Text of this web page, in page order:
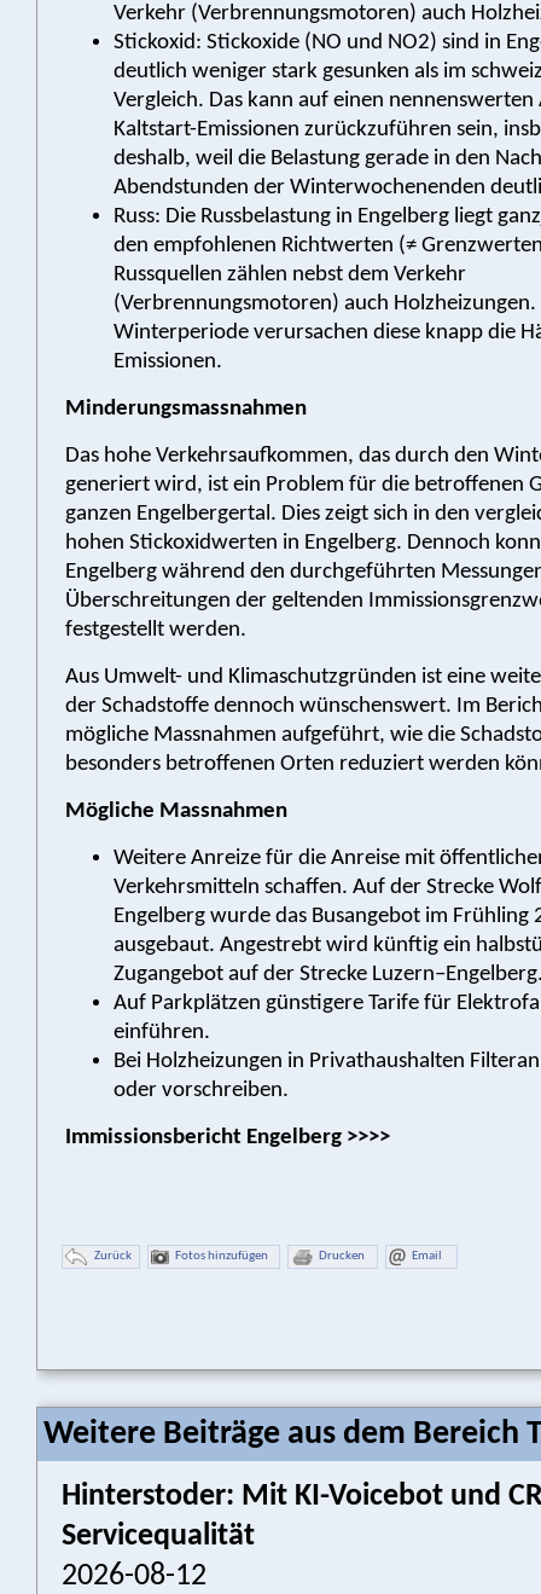
Verkehr (Verbrennungsmotoren) auch
Stickoxid: Stickoxide (NO und NO2) sind in
deutlich weniger stark gesunken als im
Vergleich. Das kann auf einen
Kaltstart-Emissionen zurückzuführen sein,
deshalb, weil die Belastung gerade in den
Abendstunden der Winterwochenenden
Russ: Die Russbelastung in Engelberg liegt
den empfohlenen Richtwerten (≠
Russquellen zählen nebst dem Verkehr
(Verbrennungsmotoren) auch
Winterperiode verursachen diese knapp die
Emissionen.
Minderungsmassnahmen
Das hohe Verkehrsaufkommen, das durch den
generiert wird, ist ein Problem für die betroffenen
ganzen Engelbergertal. Dies zeigt sich in den
hohen Stickoxidwerten in Engelberg. Dennoch
Engelberg während den durchgeführten
Überschreitungen der geltenden
festgestellt werden.
Aus Umwelt- und Klimaschutzgründen ist eine
der Schadstoffe dennoch wünschenswert. Im
mögliche Massnahmen aufgeführt, wie die
besonders betroffenen Orten reduziert werden
Mögliche Massnahmen
Weitere Anreize für die Anreise mit
Verkehrsmitteln schaffen. Auf der Strecke
Engelberg wurde das Busangebot im Frühling
ausgebaut. Angestrebt wird künftig ein
Zugangebot auf der Strecke
Auf Parkplätzen günstigere Tarife für
einführen.
Bei Holzheizungen in Privathaushalten
oder vorschreiben.
Immissionsbericht Engelberg >>>>
Zurück Fotos hinzufügen Drucken Email
Weitere Beiträge aus dem Bereich
Hinterstoder: Mit KI-Voicebot und
Servicequalität
2026-08-12